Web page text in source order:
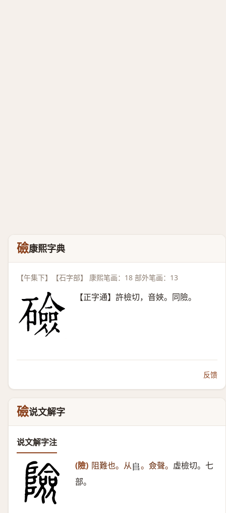
礆康熙字典
【午集下】【石字部】 康熙笔画：18 部外笔画：13
【正字通】許檢切，音㛍。同險。
反馈
礆说文解字
说文解字注
(險) 阻難也。从𨸏。僉聲。 虛檢切。七
部。